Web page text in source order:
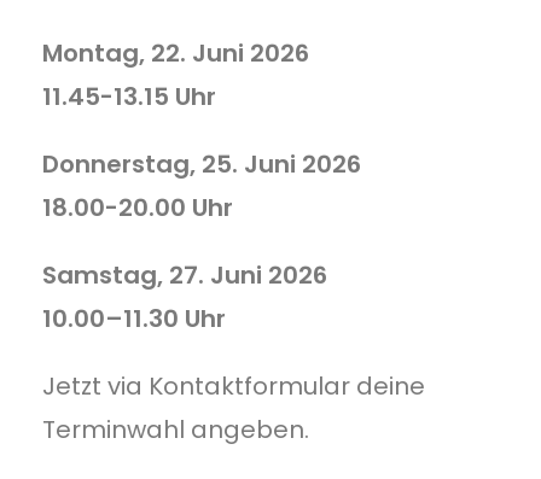
Montag, 22. Juni 2026
11.45-13.15 Uhr
Donnerstag, 25. Juni 2026
18.00-20.00 Uhr
Samstag, 27. Juni 2026
10.00–11.30 Uhr
Jetzt via Kontaktformular deine
Terminwahl angeben.